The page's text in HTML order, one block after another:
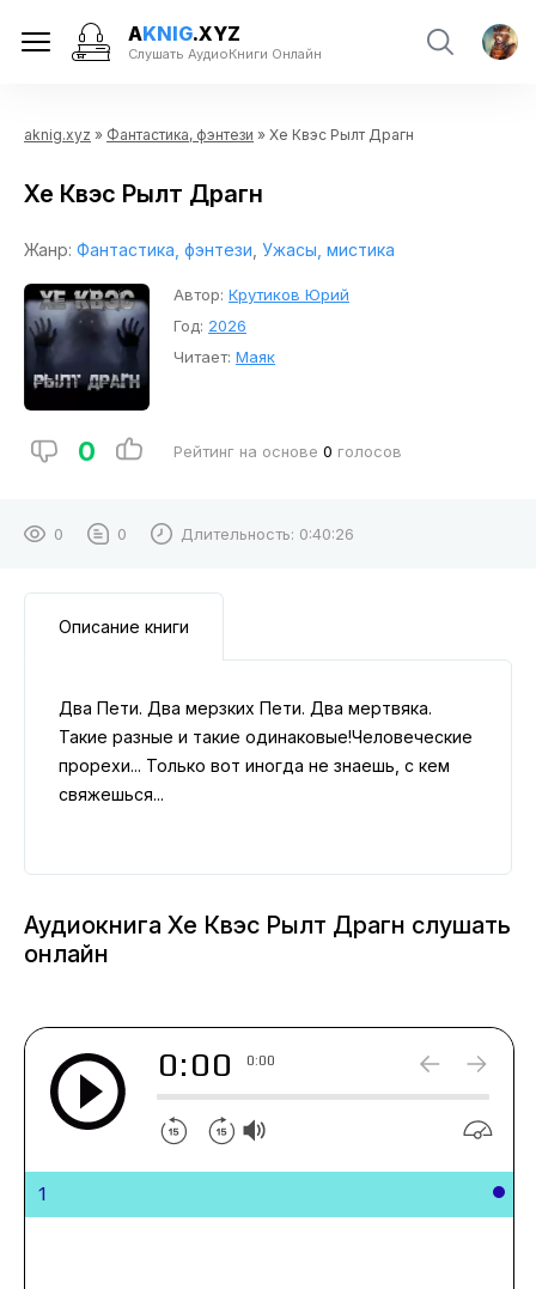
AKNIG.XYZ
Слушать АудиоКниги Онлайн
aknig.xyz » Фантастика, фэнтези » Хе Квэс Рылт Драгн
Хе Квэс Рылт Драгн
Жанр: Фантастика, фэнтези Ужасы, мистика
Автор: Крутиков Юрий
Год: 2026
Читает: Маяк
0 Рейтинг на основе 0 голосов
0 0 Длительность: 0:40:26
Описание книги
Два Пети. Два мерзких Пети. Два мертвяка.
Такие разные и такие одинаковые!Человеческие
прорехи... Только вот иногда не знаешь, с кем
свяжешься...
Аудиокнига Хе Квэс Рылт Драгн слушать
онлайн
0:00 0:00
1